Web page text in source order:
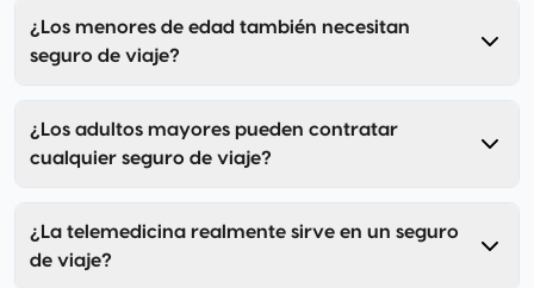
¿Los menores de edad también necesitan
seguro de viaje?
¿Los adultos mayores pueden contratar
cualquier seguro de viaje?
¿La telemedicina realmente sirve en un seguro
de viaje?